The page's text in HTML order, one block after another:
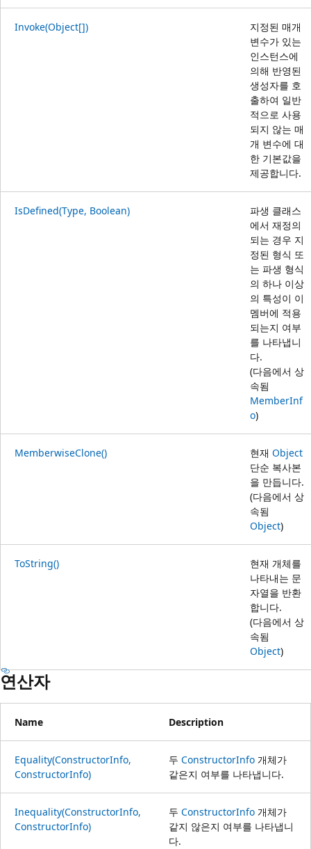
Invoke(Object[])
지정된 매개
변수가 있는
인스턴스에
의해 반영된
생성자를 호
출하여 일반
적으로 사용
되지 않는 매
개 변수에 대
한 기본값을
제공합니다.
IsDefined(Type, Boolean)
파생 클래스
에서 재정의
되는 경우 지
정된 형식 또
는 파생 형식
의 하나 이상
의 특성이 이
멤버에 적용
되는지 여부
를 나타냅니
다.
(다음에서 상
속됨
MemberInf
o)
MemberwiseClone() 현재 Object
단순 복사본
을 만듭니다.
(다음에서 상
속됨
Object)
ToString()
현재 개체를
나타내는 문
자열을 반환
합니다.
(다음에서 상
속됨
Object)
연산자
Name Description
Equality(ConstructorInfo,
ConstructorInfo)
두 ConstructorInfo 개체가
같은지 여부를 나타냅니다.
Inequality(ConstructorInfo,
ConstructorInfo)
두 ConstructorInfo 개체가
같지 않은지 여부를 나타냅니
다.